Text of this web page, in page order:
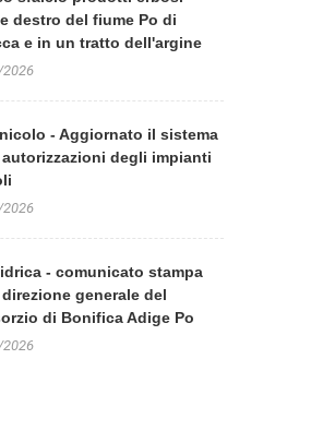
destro del fiume Po di
e in un tratto dell'argine
- Aggiornato il sistema
degli impianti
- comunicato stampa
generale del
di Bonifica Adige Po